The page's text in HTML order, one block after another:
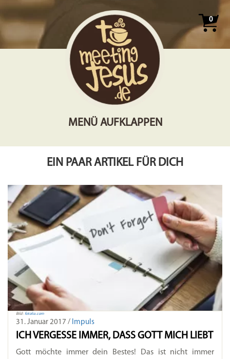
0
MENÜ AUFKLAPPEN
EIN PAAR ARTIKEL FÜR DICH
Bild: fotolia.com
31. Januar 2017 / Impuls
ICH VERGESSE IMMER, DASS GOTT MICH LIEBT
Gott möchte immer dein Bestes! Das ist nicht immer